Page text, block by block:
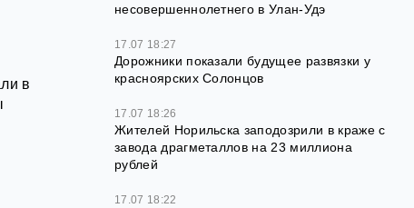
в
несовершеннолетнего в Улан-Удэ
17.07 18:27
Дорожники показали будущее развязки у
красноярских Солонцов
17.07 18:26
Жителей Норильска заподозрили в краже с
завода драгметаллов на 23 миллиона
рублей
17.07 18:22